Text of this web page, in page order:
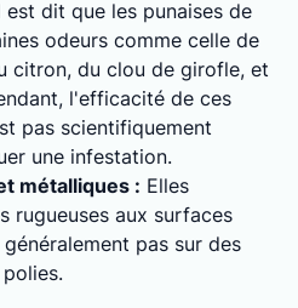
est dit que les punaises de
odeurs comme celle de
citron, du clou de girofle, et
l'efficacité de ces
pas scientifiquement
une infestation.
métalliques : Elles
rugueuses aux surfaces
pas sur des